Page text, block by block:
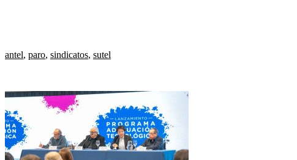
antel, paro, sindicatos, sutel